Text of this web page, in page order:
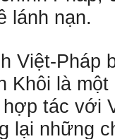
lánh nạn.
Việt-Pháp
Khôi là
tác với
lại những